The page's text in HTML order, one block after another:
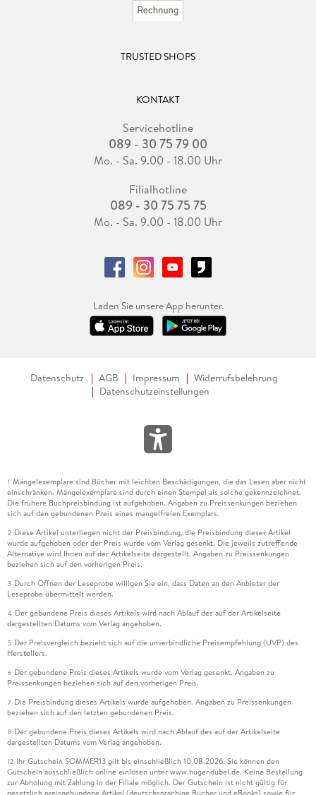
TRUSTED SHOPS
KONTAKT
Servicehotline
089 - 30 75 79 00
Mo. - Sa. 9.00 - 18.00 Uhr
Filialhotline
089 - 30 75 75 75
Mo. - Sa. 9.00 - 18.00 Uhr
Laden Sie unsere App herunter.
Datenschutz AGB Impressum
Widerrufsbelehrung
Datenschutzeinstellungen
1 Mängelexemplare sind Bücher mit leichten Beschädigungen, die das Lesen aber nicht
einschränken. Mängelexemplare sind durch einen Stempel als solche gekennzeichnet.
Die frühere Buchpreisbindung ist aufgehoben. Angaben zu Preissenkungen beziehen
sich auf den gebundenen Preis eines mangelfreien Exemplars.
2 Diese Artikel unterliegen nicht der Preisbindung, die Preisbindung dieser Artikel
wurde aufgehoben oder der Preis wurde vom Verlag gesenkt. Die jeweils zutreffende
Alternative wird Ihnen auf der Artikelseite dargestellt. Angaben zu Preissenkungen
beziehen sich auf den vorherigen Preis.
3 Durch Öffnen der Leseprobe willigen Sie ein, dass Daten an den Anbieter der
Leseprobe übermittelt werden.
4 Der gebundene Preis dieses Artikels wird nach Ablauf des auf der Artikelseite
dargestellten Datums vom Verlag angehoben.
5 Der Preisvergleich bezieht sich auf die unverbindliche Preisempfehlung (UVP) des
Herstellers.
6 Der gebundene Preis dieses Artikels wurde vom Verlag gesenkt. Angaben zu
Preissenkungen beziehen sich auf den vorherigen Preis.
7 Die Preisbindung dieses Artikels wurde aufgehoben. Angaben zu Preissenkungen
beziehen sich auf den letzten gebundenen Preis.
8 Der gebundene Preis dieses Artikels wird nach Ablauf des auf der Artikelseite
dargestellten Datums vom Verlag angehoben.
12 Ihr Gutschein SOMMER13 gilt bis einschließlich 10.08.2026. Sie können den
Gutschein ausschließlich online einlösen unter www.hugendubel.de. Keine Bestellung
zur Abholung mit Zahlung in der Filiale möglich. Der Gutschein ist nicht gültig für
gesetzlich preisgebundene Artikel (deutschsprachige Bücher und eBooks) sowie für